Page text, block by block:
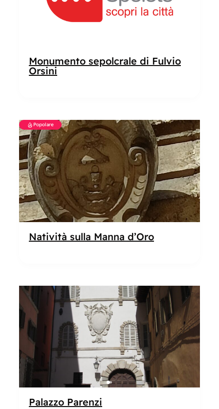
Monumento sepolcrale di Fulvio
Orsini
Popolare
Natività sulla Manna d’Oro
Popolare
Palazzo Parenzi